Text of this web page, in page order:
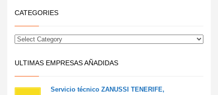
CATEGORIES
ULTIMAS EMPRESAS AÑADIDAS
Servicio técnico ZANUSSI TENERIFE,